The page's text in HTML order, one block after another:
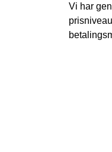
Vi har